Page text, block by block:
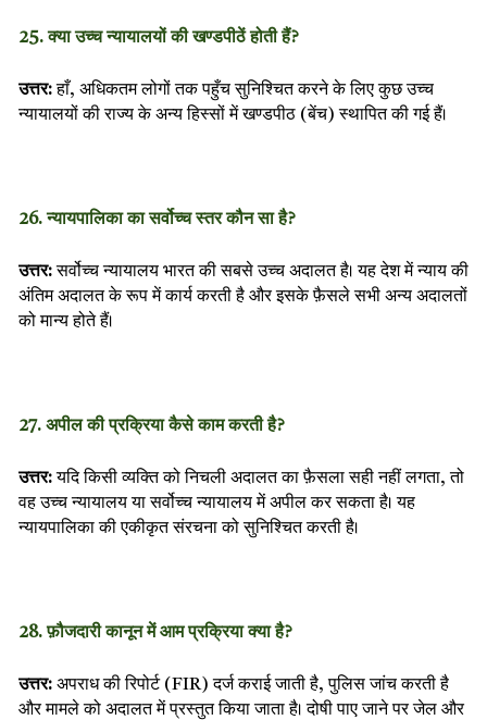
25. क्या उच्च न्यायालयों की खण्डपीठें होती हैं?
उत्तर:हाँ, अधिकतम लोगों तक पहुँच सुनिश्चित करने के लिए कुछ उच्च
न्यायालयों की राज्य के अन्य हिस्सों में खण्डपीठ (बेंच) स्थापित की गई हैं।
26. न्यायपालिका का सर्वोच्च स्तर कौन सा है?
उत्तर:सर्वोच्च न्यायालय भारत की सबसे उच्च अदालत है। यह देश में न्याय की
अंतिम अदालत के रूप में कार्य करती है और इसके फ़ैसले सभी अन्य अदालतों
को मान्य होते हैं।
27. अपील की प्रक्रिया कैसे काम करती है?
उत्तर:यदि किसी व्यक्ति को निचली अदालत का फ़ैसला सही नहीं लगता, तो
वह उच्च न्यायालय या सर्वोच्च न्यायालय में अपील कर सकता है। यह
न्यायपालिका की एकीकृत संरचना को सुनिश्चित करती है।
28. फ़ौजदारी कानून में आम प्रक्रिया क्या है?
उत्तर: अपराध की रिपोर्ट (FIR) दर्ज कराई जाती है, पुलिस जांच करती है
और मामले को अदालत में प्रस्तुत किया जाता है। दोषी पाए जाने पर जेल और